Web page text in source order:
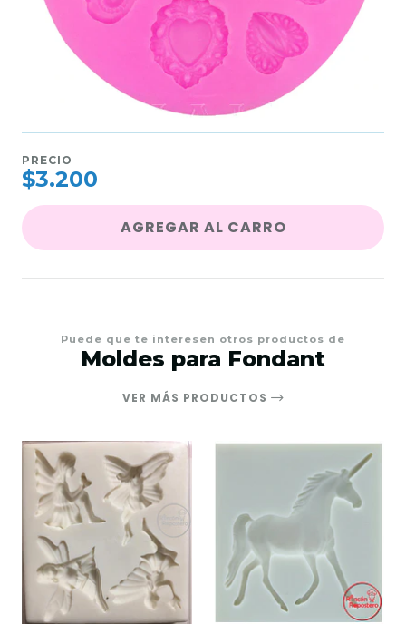
PRECIO
$3.200
AGREGAR AL CARRO
Puede que te interesen otros productos de
Moldes para Fondant
VER MÁS PRODUCTOS